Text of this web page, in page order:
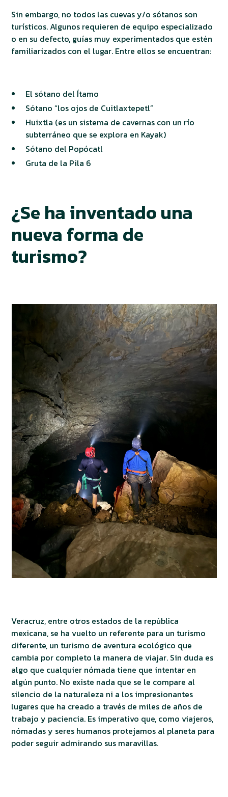
Sin embargo, no todos las cuevas y/o sótanos son
turísticos. Algunos requieren de equipo especializado
o en su defecto, guías muy experimentados que estén
familiarizados con el lugar. Entre ellos se encuentran:
El sótano del Ítamo
Sótano “los ojos de Cuitlaxtepetl”
Huixtla (es un sistema de cavernas con un río
subterráneo que se explora en Kayak)
Sótano del Popócatl
Gruta de la Pila 6
¿Se ha inventado una
nueva forma de
turismo?
Veracruz, entre otros estados de la república
mexicana, se ha vuelto un referente para un turismo
diferente, un turismo de aventura ecológico que
cambia por completo la manera de viajar. Sin duda es
algo que cualquier nómada tiene que intentar en
algún punto. No existe nada que se le compare al
silencio de la naturaleza ni a los impresionantes
lugares que ha creado a través de miles de años de
trabajo y paciencia. Es imperativo que, como viajeros,
nómadas y seres humanos protejamos al planeta para
poder seguir admirando sus maravillas.